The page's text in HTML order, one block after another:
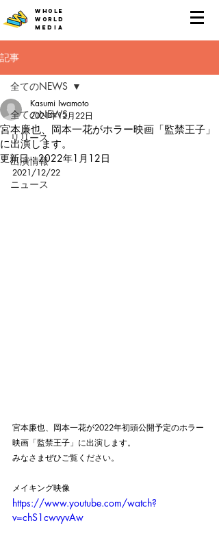
WHOLE
MEDIA
WORLD
記事
全てのNEWS
リリース
出演情報
ニュース
全てのNEWS
宮本廉也、岡本一花がホラー映画「監禁王子」
に出演します。
Kasumi Iwamoto
2021年12月22日
更新日：2022年1月12日
2021/12/22
宮本廉也、岡本一花が2022年初頭公開予定のホラー
映画「監禁王子」に出演します。
みなさまぜひご覧ください。
メイキング映像
https://www.youtube.com/watch?
v=chS1cwvyvAw